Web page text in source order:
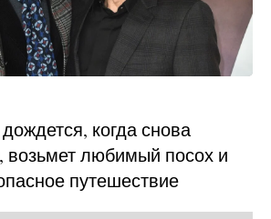
когда снова
возьмет любимый посох и
путешествие